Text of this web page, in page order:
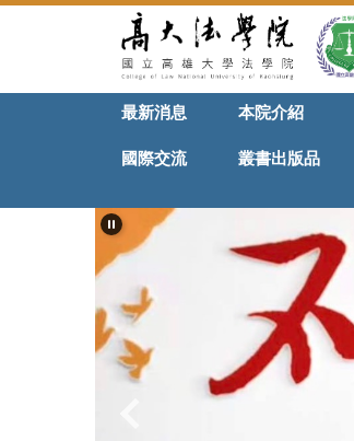
要
最新消息 本院介紹
國際交流 叢書出版品